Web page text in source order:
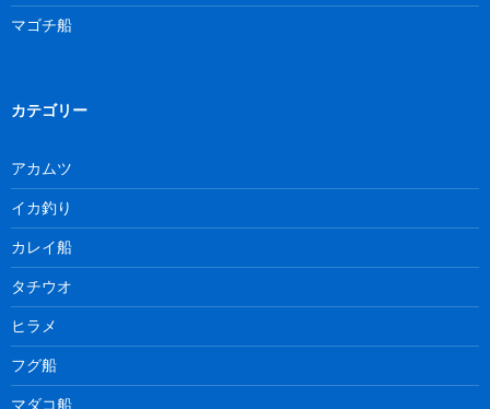
マゴチ船
カテゴリー
アカムツ
イカ釣り
カレイ船
タチウオ
ヒラメ
フグ船
マダコ船